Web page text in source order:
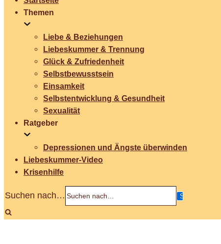
Themen
Liebe & Beziehungen
Liebeskummer & Trennung
Glück & Zufriedenheit
Selbstbewusstsein
Einsamkeit
Selbstentwicklung & Gesundheit
Sexualität
Ratgeber
Depressionen und Ängste überwinden
Liebeskummer-Video
Krisenhilfe
Suchen nach…